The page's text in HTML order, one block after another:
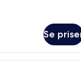
Se
redt seng med